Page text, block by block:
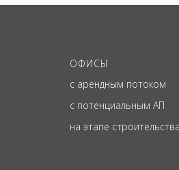
ОФИСЫ
с арендным потоком
с потенциальным АП
на этапе строительства